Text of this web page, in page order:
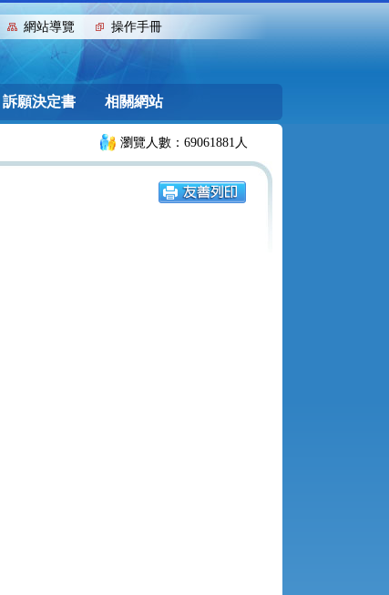
網站導覽 操作手冊
訴願決定書 相關網站
瀏覽人數：69061881人